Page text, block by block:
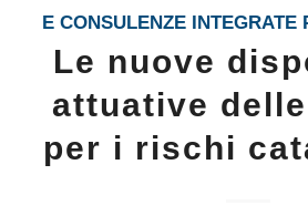
E CONSULENZE INTEGRATE
Le nuove
attuative
per i rischi